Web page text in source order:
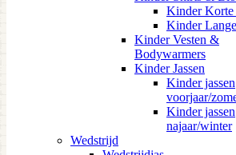
Kinder
Kinder
Kinder Vesten &
Bodywarmers
Kinder Jassen
Kinder jassen
voorjaar/
Kinder jassen
najaar/winter
Wedstrijd